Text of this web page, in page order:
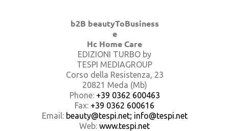
b2B beautyToBusiness
e
Hc Home Care
EDIZIONI TURBO by
TESPI MEDIAGROUP
Corso della Resistenza, 23
20821 Meda (Mb)
Phone: +39 0362 600463
Fax: +39 0362 600616
Email: beauty@tespi.net; info@tespi.net
Web: www.tespi.net